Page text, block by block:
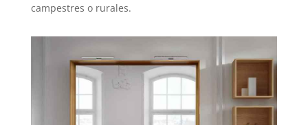
campestres o rurales.